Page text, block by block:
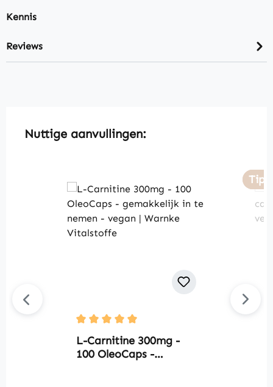
Kennis
Reviews
Skip product gallery
Nuttige aanvullingen:
Average rating of 5 out of 5 stars
L-Carnitine 300mg -
100 OleoCaps -
Tip
Tip